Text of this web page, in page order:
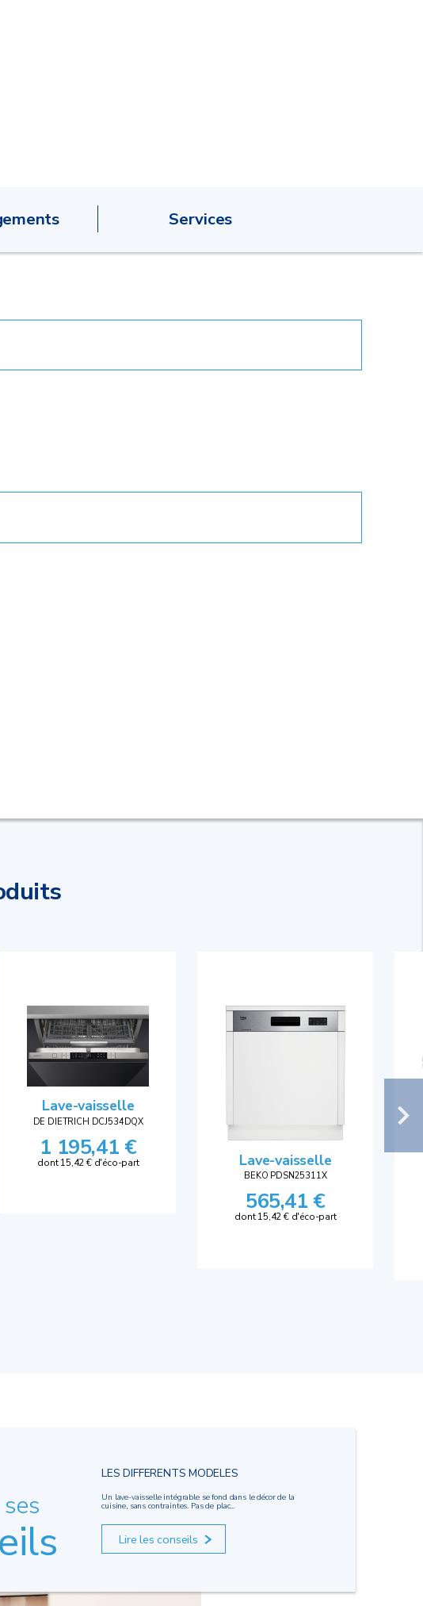
Services
Lave-vaisselle
DE DIETRICH DCJ534DQX
1 195,41 €
dont 15,42 € d'éco-part Lave-vaisselle
BEKO PDSN25311X
565,41 €
dont 15,42 € d'éco-part
LES DIFFERENTS MODELES
Un lave-vaisselle intégrable se fond dans le décor de la
cuisine, sans contraintes. Pas de plac...
Lire les conseils